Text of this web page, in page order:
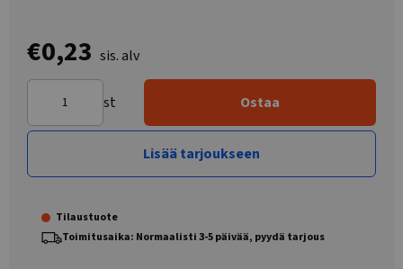
€0,23 sis. alv
st Ostaa
Lisää tarjoukseen
Tilaustuote
Toimitusaika: Normaalisti 3-5 päivää, pyydä tarjous